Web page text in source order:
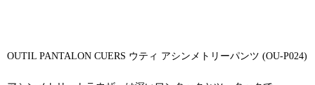
OUTIL PANTALON CUERS ウティ アシンメトリーパンツ (OU-P024)